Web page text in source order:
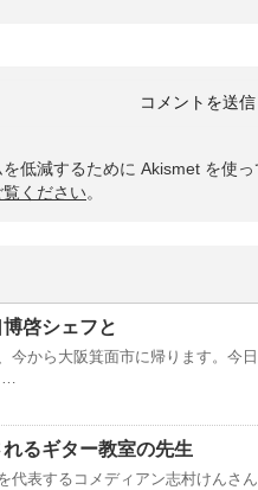
低減するために Akismet を使っ
ください。
啓シェフと
今から大阪箕面市に帰ります。今
…
るギター教室の先生
代表するコメディアン志村けんさ